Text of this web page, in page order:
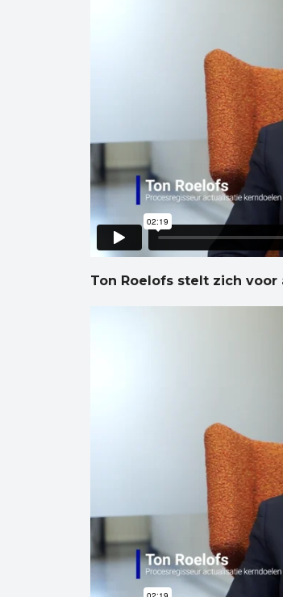
Ton Roelofs stelt zich voor